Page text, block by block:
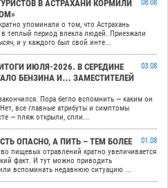
В АСТРАХАНИ КОРМИЛИ
08.08
упоминали о том, что Астрахань
теплый период влекла людей. Приезжали
и у каждого был свой инте...
ИЮЛЯ-2026. В СЕРЕДИНЕ
БЕНЗИНА И… ЗАМЕСТИТЕЛЕЙ
03.08
Пора бегло вспомнить — каким он
все главные атрибуты и симптомы
— пляж открыли, спли...
ОПАСНО, А ПИТЬ – ТЕМ БОЛЕЕ
01.08
пищевых отравлений кратно увеличивается
факт. И тут можно приводить
вспоминать недавнюю ситуацию ...